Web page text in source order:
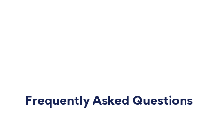
Frequently Asked Questions